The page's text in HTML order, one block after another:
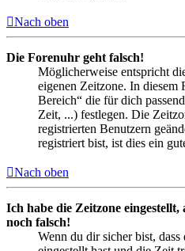
Nach oben
Die Forenuhr geht falsch!
Möglicherweise entspricht
eigenen Zeitzone. In diesem
Bereich“ die für dich
Zeit, ...) festlegen. Die
registrierten Benutzern
registriert bist, ist dies ein
Nach oben
Ich habe die Zeitzone
noch falsch!
Wenn du dir sicher bist,